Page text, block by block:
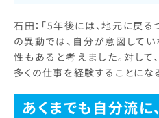
石田：「5年後には、地元に戻る
の異動では、自分が意図して
性もあると考えました。対して
多くの仕事を経験することにな
あくまでも自分流に